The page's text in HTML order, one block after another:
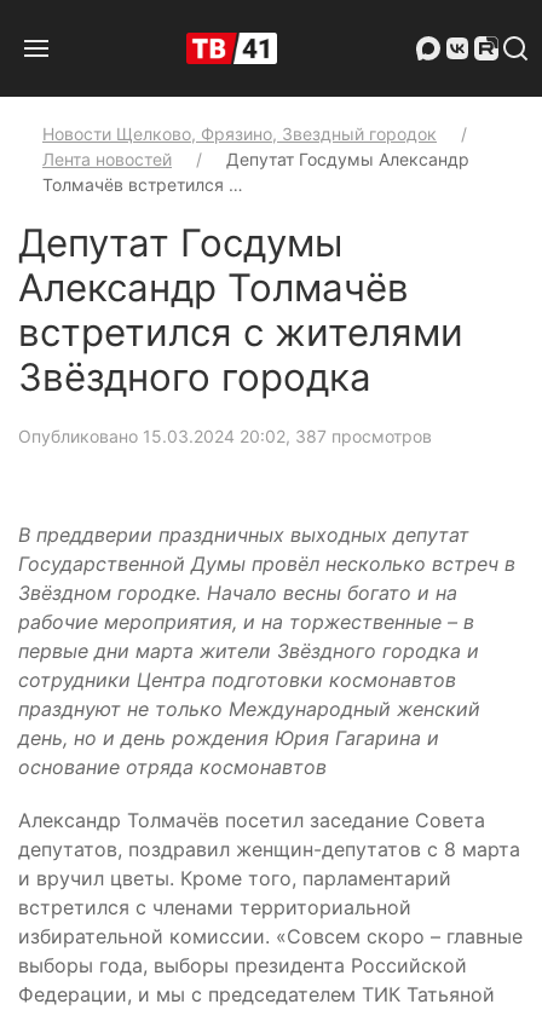
Новости Щелково, Фрязино, Звездный городок
Лента новостей
Депутат Госдумы Александр
Толмачёв встретился …
Депутат Госдумы
Александр Толмачёв
встретился с жителями
Звёздного городка
Опубликовано 15.03.2024 20:02, 387 просмотров
В преддверии праздничных выходных депутат
Государственной Думы провёл несколько встреч в
Звёздном городке. Начало весны богато и на
рабочие мероприятия, и на торжественные – в
первые дни марта жители Звёздного городка и
сотрудники Центра подготовки космонавтов
празднуют не только Международный женский
день, но и день рождения Юрия Гагарина и
основание отряда космонавтов
Александр Толмачёв посетил заседание Совета
депутатов, поздравил женщин-депутатов с 8 марта
и вручил цветы. Кроме того, парламентарий
встретился с членами территориальной
избирательной комиссии. «Совсем скоро – главные
выборы года, выборы президента Российской
Федерации, и мы с председателем ТИК Татьяной